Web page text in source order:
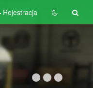
Rejestracja